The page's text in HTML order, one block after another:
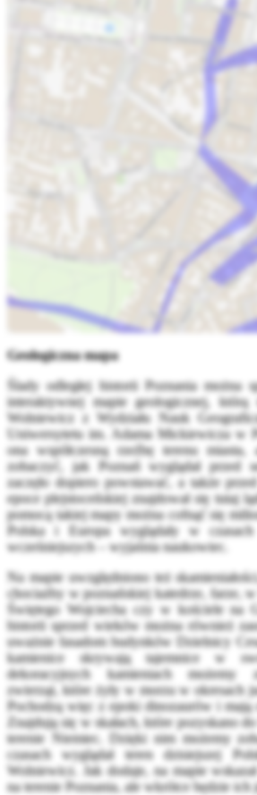
Geologiczna mapa
Ślady odległej historii Poznania można
interaktywnej mapie geologicznej, którą
Wolniewicz z Wydziału Nauk
Uniwersytetu im. Adama Mickiewicza w
ona współczesną rzeźbę terenu
zobaczyć, jak Poznań wyglądał przed
zaczęło dopiero powstawać, a także
epoce plejstoceńskiej znajdował się tutaj
pomocą takiej mapy można cofnąć się
Polska i Europa wyglądały w
wcześniejszych – wyjaśnia naukowiec.
Na mapie uwzględniono też
chociażby w poznańskiej katedrze, farze,
Świętego Wojciecha czy w kościele na
historii sprzed wieków można również
uważnie fasadom budynków Dzielnicy
kamienice skrywają tajemnice w
dekoracyjnych kamieniach możemy
zwierząt, które żyły w morzu w okresach
Pochodzą więc z epoki dinozaurów i
Znajdują się w skałach, które pozyskano
terenie Niemiec. Dzięki nim możemy
czasach wyglądał teren dzisiejszej
Wolniewicz. Jak dodaje, na mapie
na terenie Poznania, ale wkrótce będzie ich